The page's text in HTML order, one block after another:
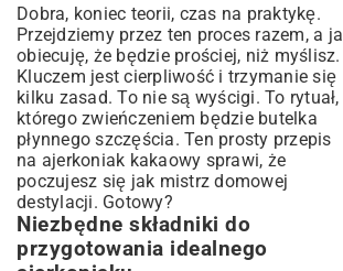
Dobra, koniec teorii, czas na praktykę.
Przejdziemy przez ten proces razem, a ja
obiecuję, że będzie prościej, niż myślisz.
Kluczem jest cierpliwość i trzymanie się
kilku zasad. To nie są wyścigi. To rytuał,
którego zwieńczeniem będzie butelka
płynnego szczęścia. Ten prosty przepis
na ajerkoniak kakaowy sprawi, że
poczujesz się jak mistrz domowej
destylacji. Gotowy?
Niezbędne składniki do
przygotowania idealnego